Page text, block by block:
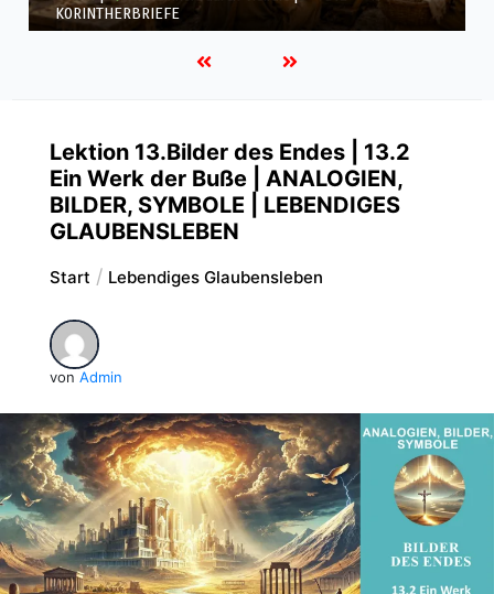
KORINTHERBRIEFE
Lektion 13.Bilder des Endes | 13.2
Ein Werk der Buße | ANALOGIEN,
BILDER, SYMBOLE | LEBENDIGES
GLAUBENSLEBEN
Start Lebendiges Glaubensleben
von Admin